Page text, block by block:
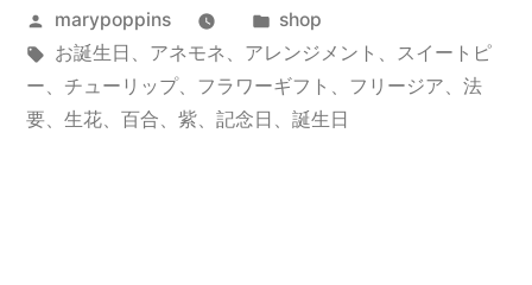
の
春
の
投
稿
者:
marypoppins
カ
テ
ゴ
リ
shop
タ
グ:
お誕生日 、 アネモネ、 アレンジメント 、 スイートピ
ー、 チューリップ、 フラワーギフト 、 フリージア、 法
要、 生花、 百合、 紫、 記念日 、 誕生日